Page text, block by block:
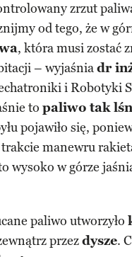
zrzut
od tego, że w
, która musi zostać
– wyjaśniadr
i Robotyki
to paliwo tak
pojawiło się,
manewru
wysoko w górze
paliwo utworzyło
przezdysze.